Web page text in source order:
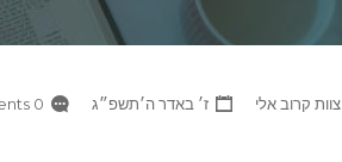
צוות קרוב אלי ז׳ באדר ה׳תשפ״ג 0 Comments